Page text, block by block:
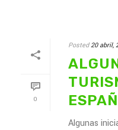
0
Posted 20 abril,
Algunas